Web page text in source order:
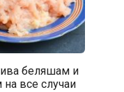
беляшам и
все случаи